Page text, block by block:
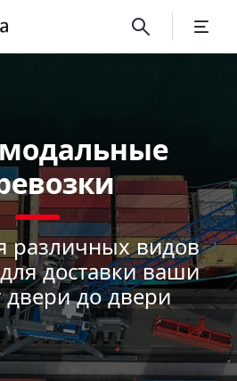
Close
Close
различных видов
доставки ваши
двери до двери